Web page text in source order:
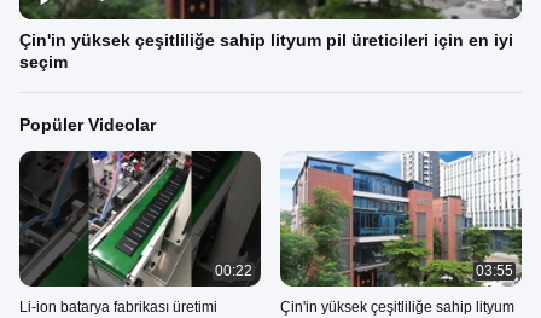
Çin'in yüksek çeşitliliğe sahip lityum pil üreticileri için en iyi
seçim
Popüler Videolar
00:22
Li-ion batarya fabrikası üretimi
03:55
Çin'in yüksek çeşitliliğe sahip lityum